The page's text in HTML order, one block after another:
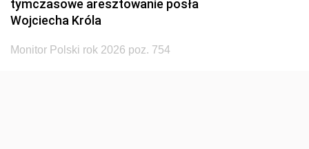
tymczasowe aresztowanie posła
Wojciecha Króla
Monitor Polski rok 2026 poz. 754